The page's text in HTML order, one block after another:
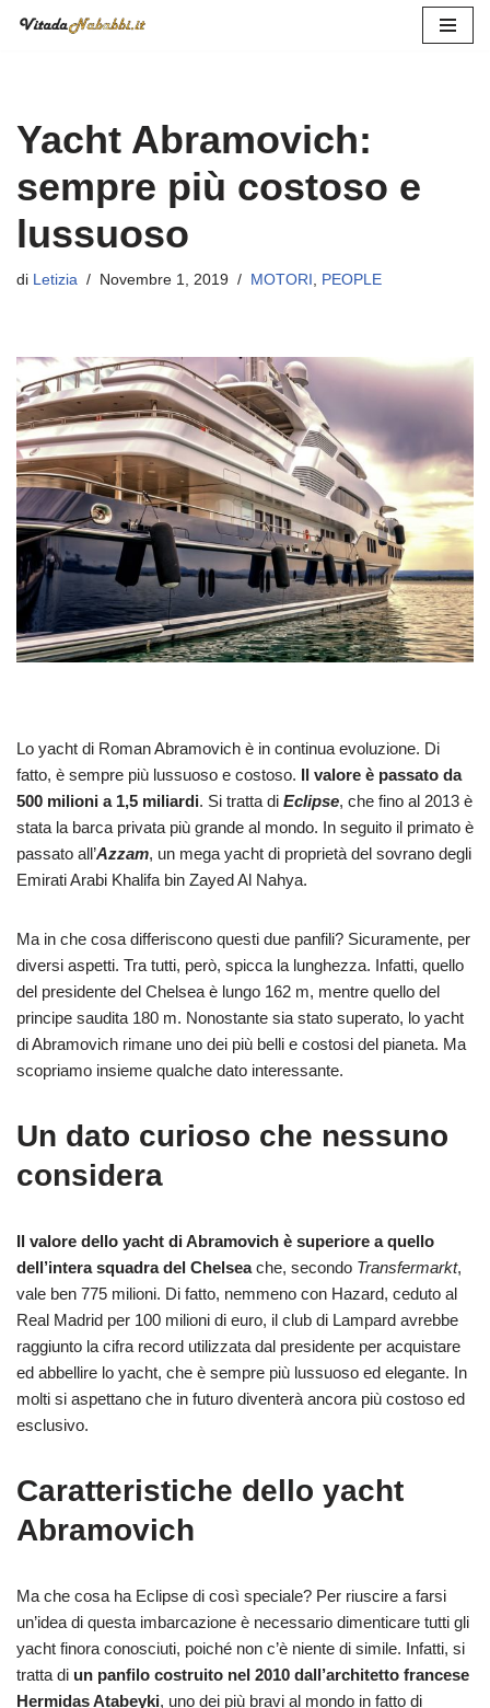
Yacht Abramovich:
sempre più costoso e
lussuoso
di Letizia Novembre 1, 2019 MOTORI , PEOPLE
Lo yacht di Roman Abramovich è in continua evoluzione. Di
fatto, è sempre più lussuoso e costoso. Il valore è passato da
500 milioni a 1,5 miliardi. Si tratta di Eclipse, che fino al 2013 è
stata la barca privata più grande al mondo. In seguito il primato è
passato all’Azzam, un mega yacht di proprietà del sovrano degli
Emirati Arabi Khalifa bin Zayed Al Nahya.
Ma in che cosa differiscono questi due panfili? Sicuramente, per
diversi aspetti. Tra tutti, però, spicca la lunghezza. Infatti, quello
del presidente del Chelsea è lungo 162 m, mentre quello del
principe saudita 180 m. Nonostante sia stato superato, lo yacht
di Abramovich rimane uno dei più belli e costosi del pianeta. Ma
scopriamo insieme qualche dato interessante.
Un dato curioso che nessuno
considera
Il valore dello yacht di Abramovich è superiore a quello
dell’intera squadra del Chelseache, secondo Transfermarkt,
vale ben 775 milioni. Di fatto, nemmeno con Hazard, ceduto al
Real Madrid per 100 milioni di euro, il club di Lampard avrebbe
raggiunto la cifra record utilizzata dal presidente per acquistare
ed abbellire lo yacht, che è sempre più lussuoso ed elegante. In
molti si aspettano che in futuro diventerà ancora più costoso ed
esclusivo.
Caratteristiche dello yacht
Abramovich
Ma che cosa ha Eclipse di così speciale? Per riuscire a farsi
un’idea di questa imbarcazione è necessario dimenticare tutti gli
yacht finora conosciuti, poiché non c’è niente di simile. Infatti, si
tratta di un panfilo costruito nel 2010 dall’architetto francese
Hermidas Atabeyki, uno dei più bravi al mondo in fatto di